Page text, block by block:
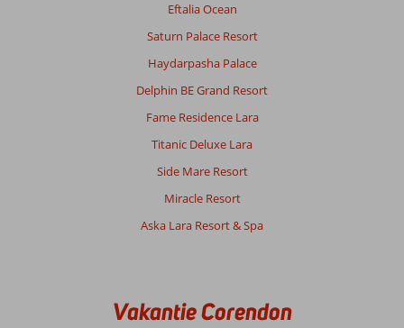
Eftalia Ocean
Saturn Palace Resort
Haydarpasha Palace
Delphin BE Grand Resort
Fame Residence Lara
Titanic Deluxe Lara
Side Mare Resort
Miracle Resort
Aska Lara Resort & Spa
Vakantie Corendon